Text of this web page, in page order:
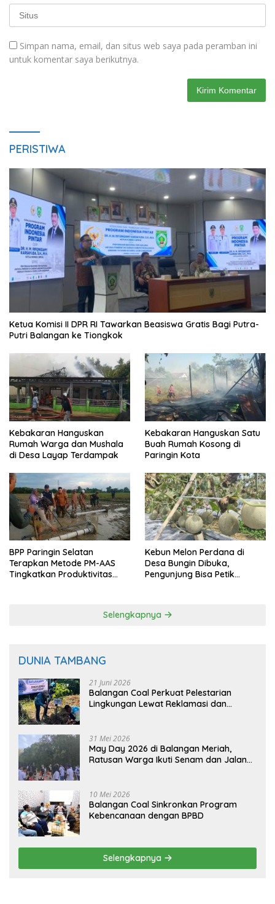
Simpan nama, email, dan situs web saya pada peramban ini
untuk komentar saya berikutnya.
PERISTIWA
Ketua Komisi II DPR RI Tawarkan Beasiswa Gratis Bagi Putra-
Putri Balangan ke Tiongkok
Kebakaran Hanguskan
Rumah Warga dan Mushala
di Desa Layap Terdampak
Kebakaran Hanguskan Satu
Buah Rumah Kosong di
Paringin Kota
BPP Paringin Selatan
Terapkan Metode PM-AAS
Tingkatkan Produktivitas
Kebun Melon Perdana di
Desa Bungin Dibuka,
Pengunjung Bisa Petik
Selengkapnya
DUNIA TAMBANG
21 Juni 2026
Balangan Coal Perkuat Pelestarian
Lingkungan Lewat Reklamasi dan
31 Mei 2026
May Day 2026 di Balangan Meriah,
Ratusan Warga Ikuti Senam dan Jalan
10 Mei 2026
Balangan Coal Sinkronkan Program
Kebencanaan dengan BPBD
Selengkapnya